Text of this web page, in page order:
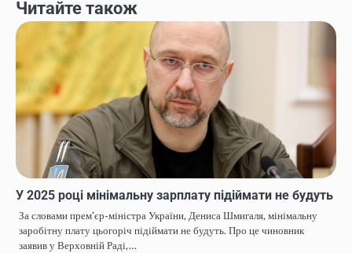
Читайте також
У 2025 році мінімальну зарплату підіймати не будуть
За словами прем’єр-міністра України, Дениса Шмигаля, мінімальну
заробітну плату цьогоріч підіймати не будуть. Про це чиновник
заявив у Верховній Раді,…